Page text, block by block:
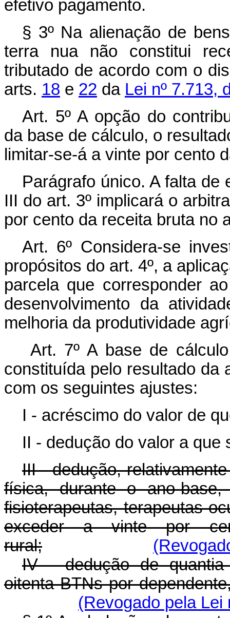
efetivo pagamento.
§ 3º Na alienação de
terra nua não constitui
tributado de acordo com o
arts. 18 e 22 da Lei nº 7.713,
Art. 5º A opção do
da base de cálculo, o
limitar-se-á a vinte por cento
Parágrafo único. A falta
III do art. 3º implicará o
por cento da receita bruta no
Art. 6º Considera-se
propósitos do art. 4º, a
parcela que corresponder
desenvolvimento da
melhoria da produtividade
Art. 7º A base de
constituída pelo resultado da
com os seguintes ajustes:
I - acréscimo do valor de
II - dedução do valor a que
III - dedução,
física, durante o ano-
fisioterapeutas, terapeutas
exceder a vinte por
rural;
IV - dedução de quantia
oitenta BTNs por
(Revogado pela Lei